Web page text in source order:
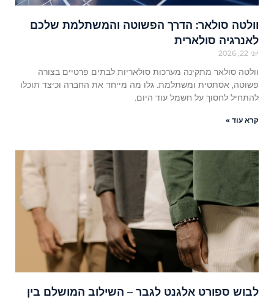
וולטה סולאר: הדרך הפשוטה והמשתלמת שלכם
לאנרגיה סולארית
יוני 22, 2026
וולטה סולאר מתקינה מערכות סולאריות לבתים פרטיים בצורה
פשוטה, אסתטית ומשתלמת. גלו מה מייחד את החברה וכיצד תוכלו
להתחיל לחסוך על חשמל עוד היום.
קרא עוד »
לבוש ספורט אלגנט לגבר – השילוב המושלם בין